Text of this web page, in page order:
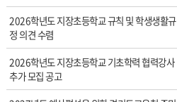
록
일,
조
회
수
정
2026학년도 지장초등학교 규칙 및 학생생활규
정 의견 수렴
2026학년도 지장초등학교 기초학력 협력강사
추가 모집 공고